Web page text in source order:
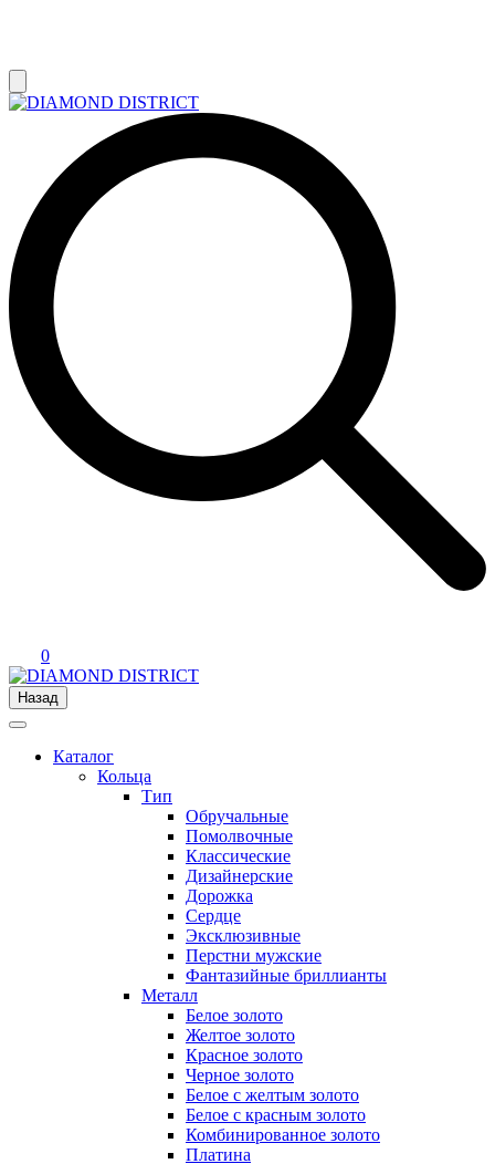
0
Назад
Каталог
Кольца
Тип
Обручальные
Помолвочные
Классические
Дизайнерские
Дорожка
Сердце
Эксклюзивные
Перстни мужские
Фантазийные бриллианты
Металл
Белое золото
Желтое золото
Красное золото
Черное золото
Белое с желтым золото
Белое с красным золото
Комбинированное золото
Платина